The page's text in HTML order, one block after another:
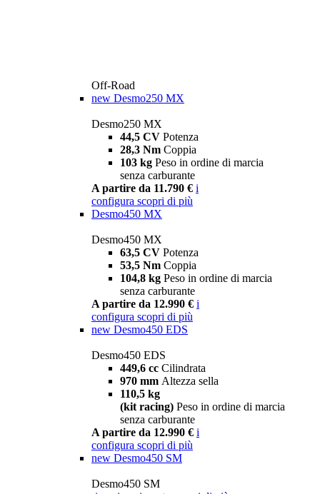
Off-Road
new Desmo250 MX
Desmo250 MX
44,5 CV Potenza
28,3 Nm Coppia
103 kg Peso in ordine di marcia
senza carburante
A partire da 11.790 € i
configura scopri di più
Desmo450 MX
Desmo450 MX
63,5 CV Potenza
53,5 Nm Coppia
104,8 kg Peso in ordine di marcia
senza carburante
A partire da 12.990 € i
configura scopri di più
new Desmo450 EDS
Desmo450 EDS
449,6 cc Cilindrata
970 mm Altezza sella
110,5 kg
(kit racing) Peso in ordine di marcia
senza carburante
A partire da 12.990 € i
configura scopri di più
new Desmo450 SM
Desmo450 SM